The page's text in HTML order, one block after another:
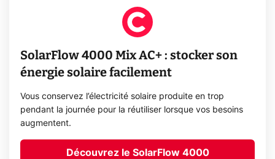
SolarFlow 4000 Mix AC+ : stocker son
énergie solaire facilement
Vous conservez l’électricité solaire produite en trop
pendant la journée pour la réutiliser lorsque vos besoins
augmentent.
Découvrez le SolarFlow 4000